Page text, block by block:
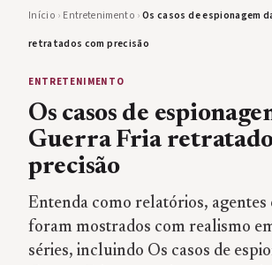
Início › Entretenimento ›Os casos de espionagem
retratados com precisão
ENTRETENIMENTO
Os casos de
Guerra Fria
precisão
Entenda como relatórios, agentes
foram mostrados com realismo
séries, incluindo Os casos de